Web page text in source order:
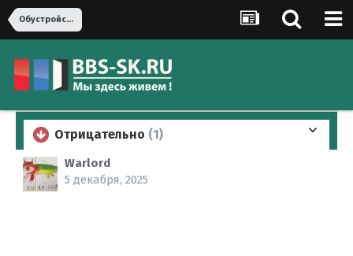
Обустройство дома
Отрицательно (1)
Warlord
5 декабря, 2025